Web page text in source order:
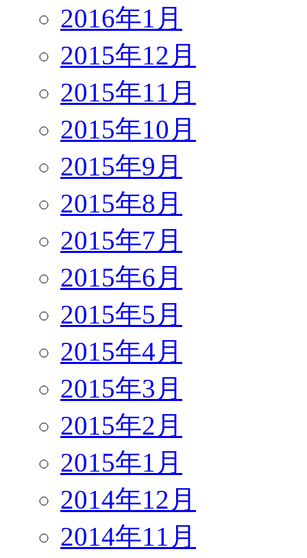
2016年1月
2015年12月
2015年11月
2015年10月
2015年9月
2015年8月
2015年7月
2015年6月
2015年5月
2015年4月
2015年3月
2015年2月
2015年1月
2014年12月
2014年11月